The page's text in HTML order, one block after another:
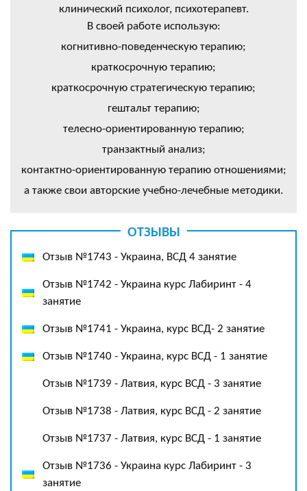
клинический психолог, психотерапевт.
В своей работе использую:
когнитивно-поведенческую терапию;
краткосрочную терапию;
краткосрочную стратегическую терапию;
гештальт терапию;
телесно-ориентированную терапию;
транзактный анализ;
контактно-ориентированную терапию отношениями;
а также свои авторские учебно-лечебные методики.
ОТЗЫВЫ
Отзыв №1743 - Украина, ВСД 4 занятие
Отзыв №1742 - Украина курс Лабиринт - 4
занятие
Отзыв №1741 - Украина, курс ВСД- 2 занятие
Отзыв №1740 - Украина, курс ВСД - 1 занятие
Отзыв №1739 - Латвия, курс ВСД - 3 занятие
Отзыв №1738 - Латвия, курс ВСД - 2 занятие
Отзыв №1737 - Латвия, курс ВСД - 1 занятие
Отзыв №1736 - Украина курс Лабиринт - 3
занятие